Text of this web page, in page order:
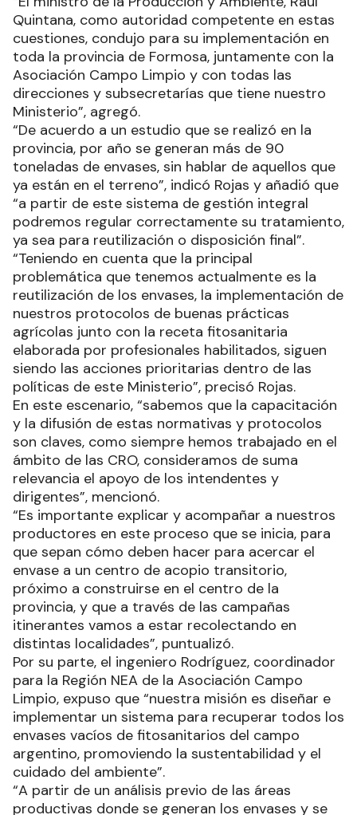
Quintana, como autoridad competente en estas
cuestiones, condujo para su implementación en
toda la provincia de Formosa, juntamente con la
Asociación Campo Limpio y con todas las
direcciones y subsecretarías que tiene nuestro
Ministerio”, agregó.
“De acuerdo a un estudio que se realizó en la
provincia, por año se generan más de 90
toneladas de envases, sin hablar de aquellos que
ya están en el terreno”, indicó Rojas y añadió que
“a partir de este sistema de gestión integral
podremos regular correctamente su tratamiento,
ya sea para reutilización o disposición final”.
“Teniendo en cuenta que la principal
problemática que tenemos actualmente es la
reutilización de los envases, la implementación de
nuestros protocolos de buenas prácticas
agrícolas junto con la receta fitosanitaria
elaborada por profesionales habilitados, siguen
siendo las acciones prioritarias dentro de las
políticas de este Ministerio”, precisó Rojas.
En este escenario, “sabemos que la capacitación
y la difusión de estas normativas y protocolos
son claves, como siempre hemos trabajado en el
ámbito de las CRO, consideramos de suma
relevancia el apoyo de los intendentes y
dirigentes”, mencionó.
“Es importante explicar y acompañar a nuestros
productores en este proceso que se inicia, para
que sepan cómo deben hacer para acercar el
envase a un centro de acopio transitorio,
próximo a construirse en el centro de la
provincia, y que a través de las campañas
itinerantes vamos a estar recolectando en
distintas localidades”, puntualizó.
Por su parte, el ingeniero Rodríguez, coordinador
para la Región NEA de la Asociación Campo
Limpio, expuso que “nuestra misión es diseñar e
implementar un sistema para recuperar todos los
envases vacíos de fitosanitarios del campo
argentino, promoviendo la sustentabilidad y el
cuidado del ambiente”.
“A partir de un análisis previo de las áreas
productivas donde se generan los envases y se